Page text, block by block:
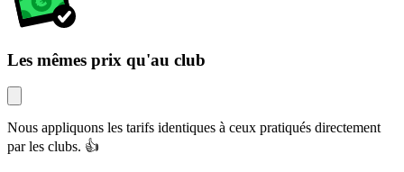
Les mêmes prix qu'au club
Nous appliquons les tarifs identiques à ceux pratiqués directement
par les clubs. 👍